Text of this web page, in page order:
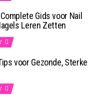
Gids voor Nail
Leren Zetten
voor Gezonde, Sterke